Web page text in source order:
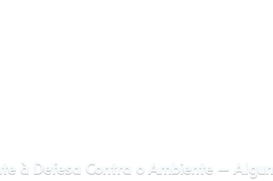
à Defesa Contra o Ambiente –